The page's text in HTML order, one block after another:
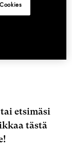
etsimäsi
tästä